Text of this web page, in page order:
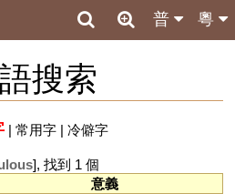
粵
普
搜索
| 常用字| 冷僻字
], 找到 1 個
意義